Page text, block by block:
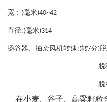
宽： (毫米)40~42
直径:(毫米)314
扬谷器、抽杂风机转速:(转/分)
脱
脱
在小麦、谷子、高粱籽粒